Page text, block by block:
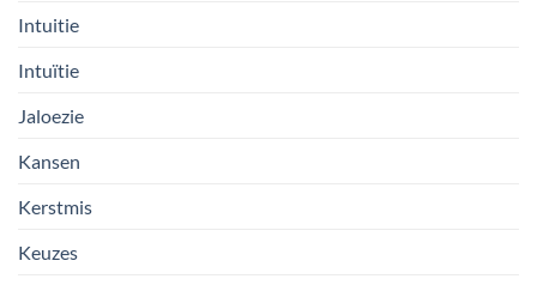
Intuitie
Intuïtie
Jaloezie
Kansen
Kerstmis
Keuzes